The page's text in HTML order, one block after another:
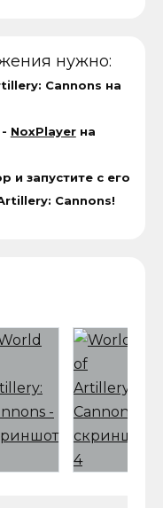
нужно:
Cannons на
NoxPlayerна
и запустите с его
Cannons!